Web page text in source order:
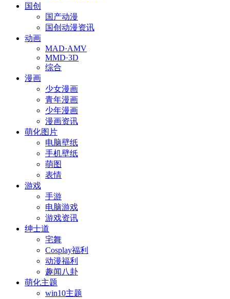
国创
国产动漫
国创动漫资讯
动画
MAD·AMV
MMD·3D
综合
漫画
少女漫画
青年漫画
少年漫画
漫画资讯
萌化图片
电脑壁纸
手机壁纸
萌图
表情
游戏
手游
电脑游戏
游戏资讯
绅士道
宅舞
Cosplay福利
动漫福利
趣闻八卦
萌化主题
win10主题